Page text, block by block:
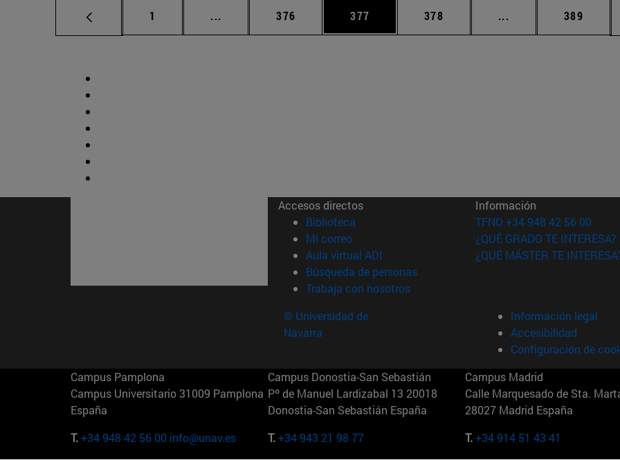
Página
1 ... Páginas intermedias Use TAB para desplazarse.
Página
376 Página
377 Página
378 ... Páginas intermedias
Página
389
Accesos directos
Biblioteca (abre en nueva ventana)
Mi correo(abre en nueva ventana)
Aula virtual ADI (abre en nueva ventana)
Búsqueda de personas(abre en nueva ventana)
Trabaja con nosotros(abre en nueva ventana)
Información
TFNO +34 948 42 56 00
¿QUÉ GRADO TE INTERESA?
¿QUÉ MÁSTER TE
© Universidad de
Navarra
Información legal
Accesibilidad
Configuración de
Campus Pamplona
Campus Universitario 31009 Pamplona
España
T.+34 948 42 56 00 info@unav.es
Campus Donostia-San Sebastián
Pº de Manuel Lardizabal 13 20018
Donostia-San Sebastián España
T.+34 943 21 98 77
Campus Madrid
Calle Marquesado de Sta.
28027 Madrid España
T.+34 914 51 43 41